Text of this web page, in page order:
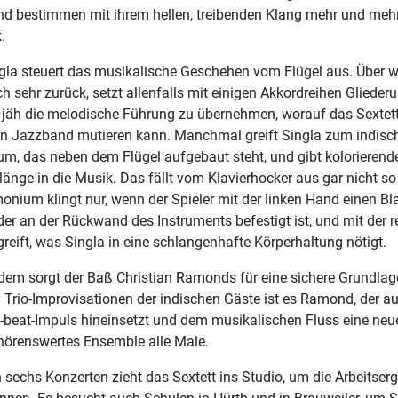
bestimmen mit ihrem hellen, treibenden Klang mehr und
steuert das musikalische Geschehen vom Flügel aus. Über
sehr zurück, setzt allenfalls mit einigen Akkordreihen
die melodische Führung zu übernehmen, worauf das
Jazzband mutieren kann. Manchmal greift Singla zum
das neben dem Flügel aufgebaut steht, und gibt
in die Musik. Das fällt vom Klavierhocker aus gar nicht
klingt nur, wenn der Spieler mit der linken Hand einen
an der Rückwand des Instruments befestigt ist, und mit der
was Singla in eine schlangenhafte Körperhaltung nötigt.
sorgt der Baß Christian Ramonds für eine sichere
Trio-Improvisationen der indischen Gäste ist es Ramond, der
Impuls hineinsetzt und dem musikalischen Fluss eine
Ensemble alle Male.
sechs Konzerten zieht das Sextett ins Studio, um die